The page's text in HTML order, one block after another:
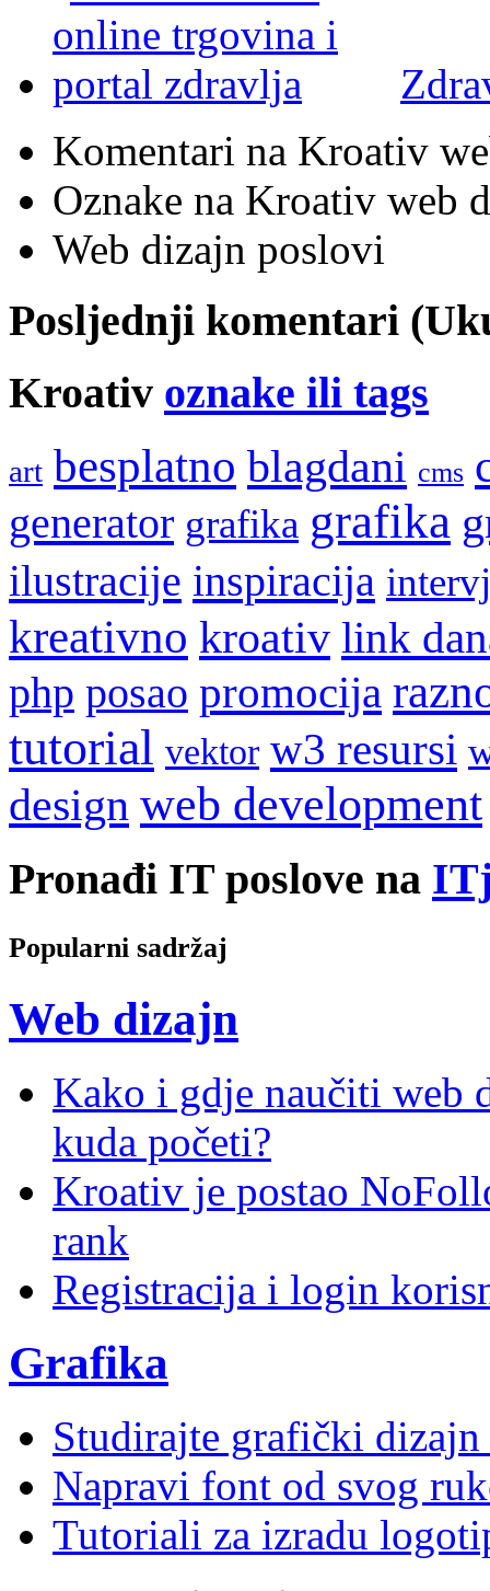
Komentari na Kroativ
Oznake na Kroativ web
Web dizajn poslovi
Posljednji komentari
Kroativ oznake ili tags
art besplatno blagdani cms
generator grafika grafika
ilustracije inspiracija
kreativno kroativ link
php posao promocija
tutorial vektor w3 resursi
design web development
Pronađi IT poslove na
Popularni sadržaj
Web dizajn
Kako i gdje naučiti web
kuda početi?
Kroativ je postao
rank
Registracija i login
Grafika
Studirajte grafički dizajn
Napravi font od svog
Tutoriali za izradu